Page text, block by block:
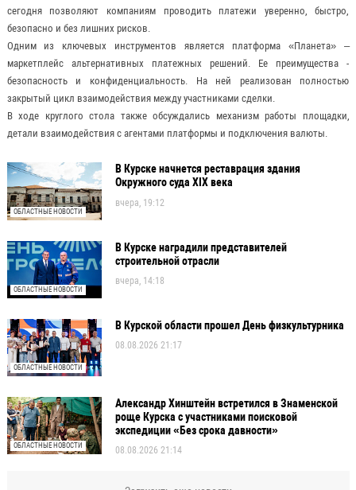
сегодня позволяют компаниям проводить платежи уверенно, быстро,
безопасно и без лишних рисков.
Одним из ключевых инструментов является платформа «Планета» –
маркетплейс альтернативных платежных решений. Ее преимущества -
безопасность и конфиденциальность. На ней реализован полностью
закрытый цикл взаимодействия между участниками сделки.
В ходе круглого стола также обсуждались механизм работы площадки,
детали взаимодействия с агентами платформы и подключения валюты.
ОБЛАСТНЫЕ НОВОСТИ
В Курске начнется реставрация здания
Окружного суда XIX века
вчера, 19:12
ОБЛАСТНЫЕ НОВОСТИ
В Курске наградили представителей
строительной отрасли
вчера, 14:18
ОБЛАСТНЫЕ НОВОСТИ
В Курской области прошел День физкультурника
08.08.2026 21:17
ОБЛАСТНЫЕ НОВОСТИ
Александр Хинштейн встретился в Знаменской
роще Курска с участниками поисковой
экспедиции «Без срока давности»
08.08.2026 21:14